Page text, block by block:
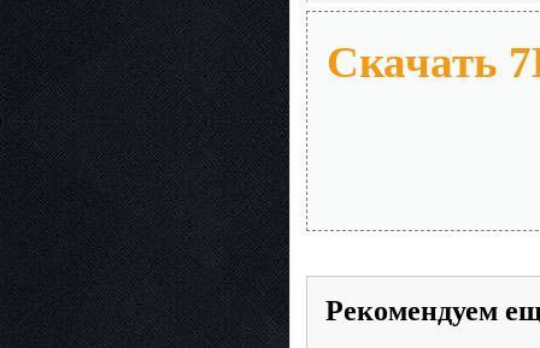
Скачать
Рекомендуем